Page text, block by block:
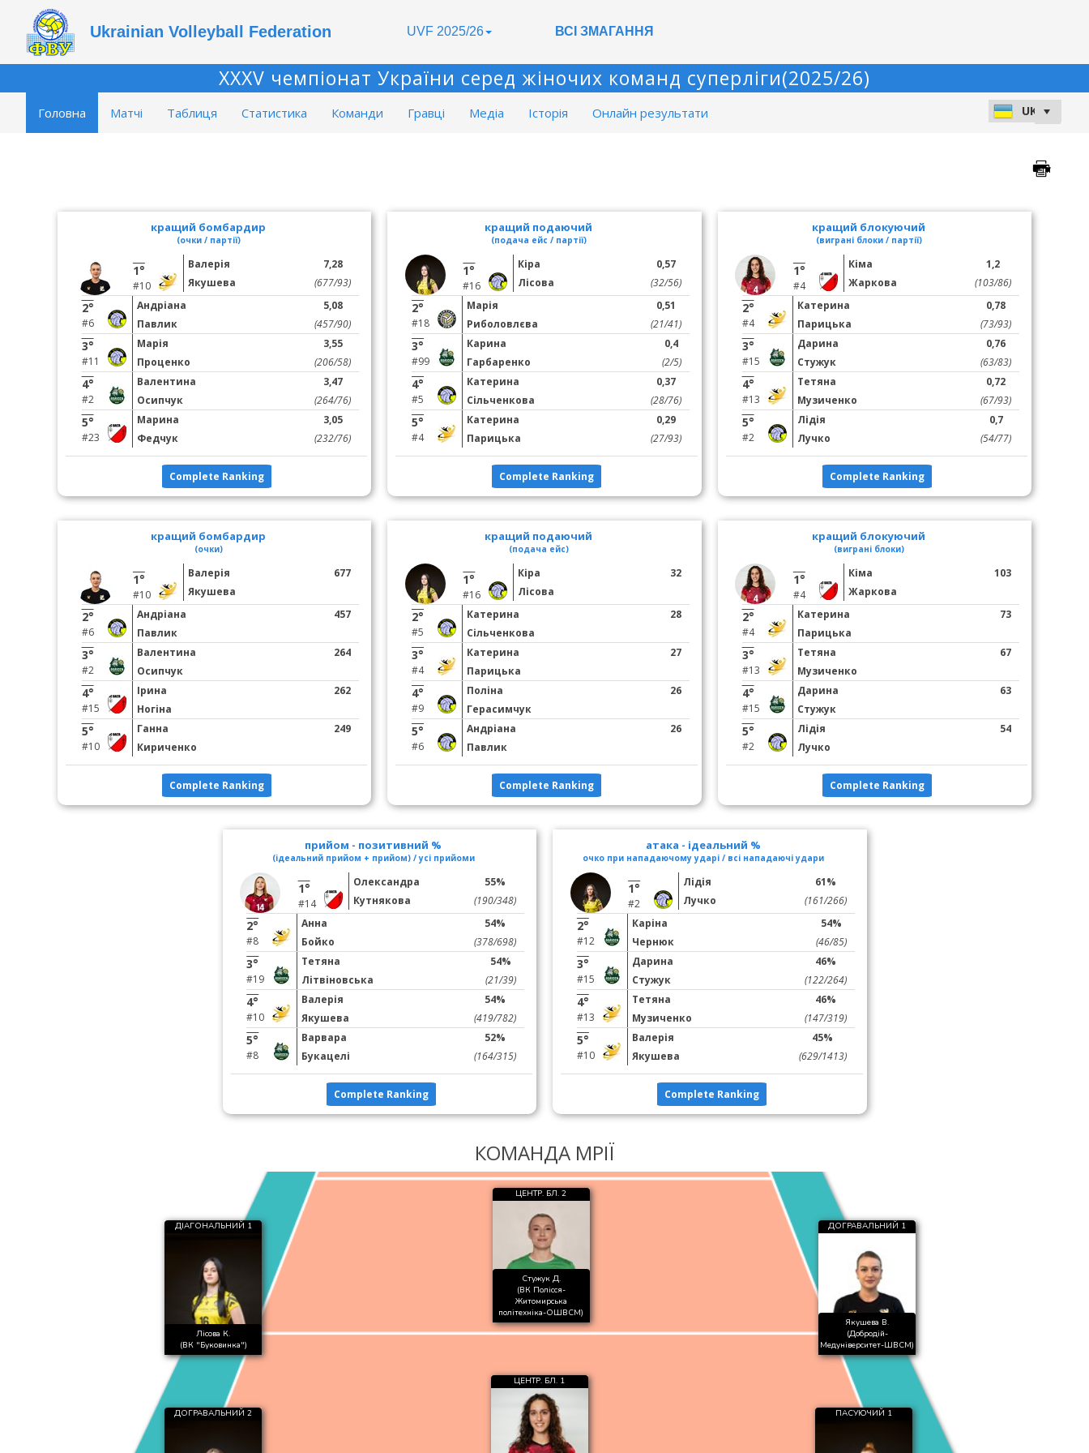
Ukrainian Volleyball Federation UVF 2025/26 ВСІ ЗМАГАННЯ
XXXV чемпіонат України серед жіночих команд суперліги(2025/26)
Головна Матчі Таблиця Статистика Команди Гравці Медіа Історія Онлайн результати
кращий бомбардир
(очки / партії)
1°
#10
Валерія
Якушева
7,28
(677/93)
2°
#6
Андріана
Павлик
5,08
(457/90)
3°
#11
Марія
Проценко
3,55
(206/58)
4°
#2
Валентина
Осипчук
3,47
(264/76)
5°
#23
Марина
Федчук
3,05
(232/76)
Complete Ranking
кращий подаючий
(подача ейс / партії)
1°
#16
Кіра
Лісова
0,57
(32/56)
2°
#18
Марія
Риболовлєва
0,51
(21/41)
3°
#99
Карина
Гарбаренко
0,4
(2/5)
4°
#5
Катерина
Сільченкова
0,37
(28/76)
5°
#4
Катерина
Парицька
0,29
(27/93)
Complete Ranking
кращий блокуючий
(виграні блоки / партії)
1°
#4
Кіма
Жаркова
1,2
(103/86)
2°
#4
Катерина
Парицька
0,78
(73/93)
3°
#15
Дарина
Стужук
0,76
(63/83)
4°
#13
Тетяна
Музиченко
0,72
(67/93)
5°
#2
Лідія
Лучко
0,7
(54/77)
Complete Ranking
кращий бомбардир
(очки)
1°
#10
Валерія
Якушева
677
2°
#6
Андріана
Павлик
457
3°
#2
Валентина
Осипчук
264
4°
#15
Ірина
Ногіна
262
5°
#10
Ганна
Кириченко
249
Complete Ranking
кращий подаючий
(подача ейс)
1°
#16
Кіра
Лісова
32
2°
#5
Катерина
Сільченкова
28
3°
#4
Катерина
Парицька
27
4°
#9
Поліна
Герасимчук
26
5°
#6
Андріана
Павлик
26
Complete Ranking
кращий блокуючий
(виграні блоки)
1°
#4
Кіма
Жаркова
103
2°
#4
Катерина
Парицька
73
3°
#13
Тетяна
Музиченко
67
4°
#15
Дарина
Стужук
63
5°
#2
Лідія
Лучко
54
Complete Ranking
прийом - позитивний %
(ідеальний прийом + прийом) / усі прийоми
1°
#14
Олександра
Кутнякова
55%
(190/348)
2°
#8
Анна
Бойко
54%
(378/698)
3°
#19
Тетяна
Літвіновська
54%
(21/39)
4°
#10
Валерія
Якушева
54%
(419/782)
5°
#8
Варвара
Букацелі
52%
(164/315)
Complete Ranking
атака - ідеальний %
очко при нападаючому ударі / всі нападаючі удари
1°
#2
Лідія
Лучко
61%
(161/266)
2°
#12
Каріна
Чернюк
54%
(46/85)
3°
#15
Дарина
Стужук
46%
(122/264)
4°
#13
Тетяна
Музиченко
46%
(147/319)
5°
#10
Валерія
Якушева
45%
(629/1413)
Complete Ranking
КОМАНДА МРІЇ
ДІАГОНАЛЬНИЙ 1
Лісова К.
(ВК "Буковинка")
ЦЕНТР. БЛ. 2
Стужук Д.
(ВК Полісся-
Житомирська
політехніка-ОШВСМ)
ДОГРАВАЛЬНИЙ 1
Якушева В.
(Добродій-
Медуніверситет-ШВСМ)
ДОГРАВАЛЬНИЙ 2
ЦЕНТР. БЛ. 1
ПАСУЮЧИЙ 1